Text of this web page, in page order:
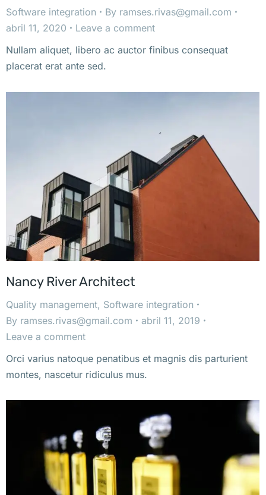
Software integration By ramses.rivas@gmail.com
abril 11, 2020
Leave a comment
Nullam aliquet, libero ac auctor finibus consequat
placerat erat ante sed.
Nancy River Architect
Quality management, Software integration
By ramses.rivas@gmail.com
abril 11, 2019
Leave a comment
Orci varius natoque penatibus et magnis dis parturient
montes, nascetur ridiculus mus.